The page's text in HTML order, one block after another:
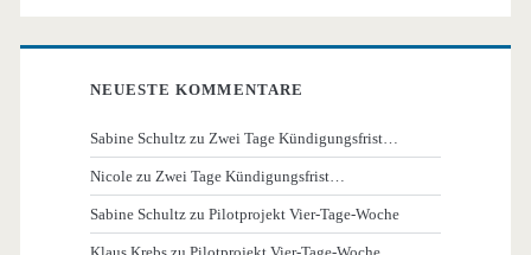
NEUESTE KOMMENTARE
Sabine Schultz zu Zwei Tage Kündigungsfrist…
Nicole zu Zwei Tage Kündigungsfrist…
Sabine Schultz zuPilotprojekt Vier-Tage-Woche